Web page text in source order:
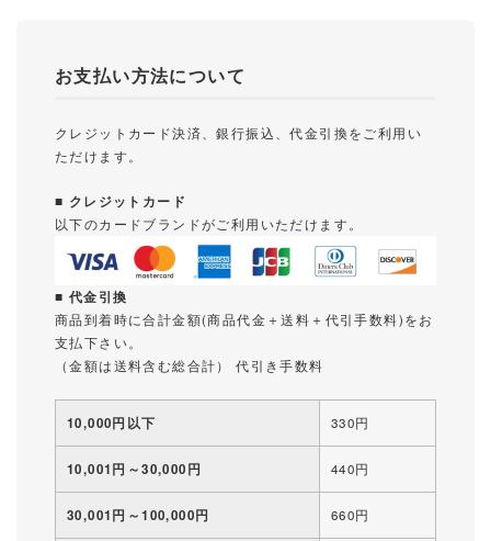
お支払い方法について
クレジットカード決済、銀行振込、代金引換をご利用い
ただけます。
■ クレジットカード
以下のカードブランドがご利用いただけます。
■ 代金引換
商品到着時に合計金額(商品代金＋送料＋代引手数料)をお
支払下さい。
（金額は送料含む総合計） 代引き手数料
10,000円以下 330円
10,001円～30,000円 440円
30,001円～100,000円 660円